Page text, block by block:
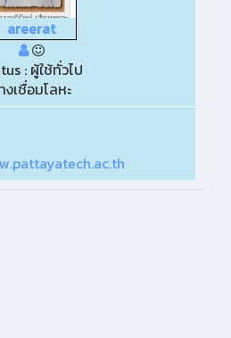
areerat
: ผู้ใช้ทั่วไป
งเชื่อมโลหะ